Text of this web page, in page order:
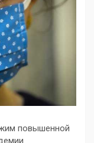
повышенной